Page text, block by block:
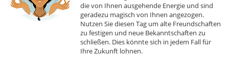
die von Ihnen ausgehende Energie und sind
geradezu magisch von Ihnen angezogen.
Nutzen Sie diesen Tag um alte Freundschaften
zu festigen und neue Bekanntschaften zu
schließen. Dies könnte sich in jedem Fall für
Ihre Zukunft lohnen.